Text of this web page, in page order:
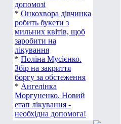
допомозі
* Онкохвора дівчинка
робить букети з
мильних квітів, щоб
заробити на
лікування
* Поліна Мусієнко.
Збір на закриття
боргу за обстеження
* Ангелінка
Моргуненко. Новий
етап лікування -
необхідна допомога!